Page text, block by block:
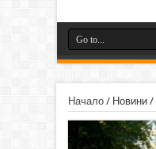
Начало/ Новини/